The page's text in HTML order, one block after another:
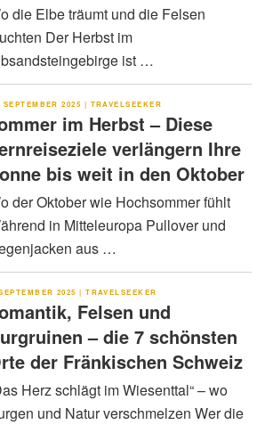
die Elbe träumt und die Felsen
Der Herbst im
ist …
SEPTEMBER 2025 | TRAVELSEEKER
im Herbst – Diese
verlängern Ihre
bis weit in den Oktober
der Oktober wie Hochsommer fühlt
in Mitteleuropa Pullover und
aus …
2025 |TRAVELSEEKER
Felsen und
– die 7 schönsten
der Fränkischen Schweiz
Herz schlägt im Wiesenttal“ – wo
und Natur verschmelzen Wer die